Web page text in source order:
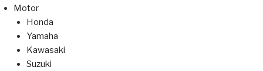
Motor
Honda
Yamaha
Kawasaki
Suzuki